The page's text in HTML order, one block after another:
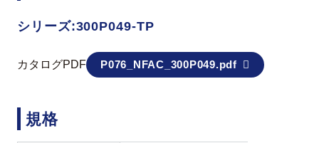
シリーズ:300P049-TP
カタログPDF P076_NFAC_300P049.pdf
規格